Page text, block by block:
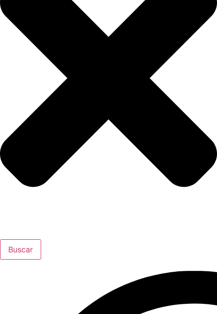
Buscar